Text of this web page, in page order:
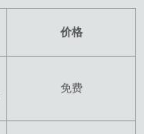
价格
免费